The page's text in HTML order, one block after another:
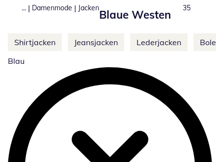
... | Damenmode | Jacken
Blaue Westen
Produkte
35
Weitere Kategorien überspringen
Shirtjacken Jeansjacken Lederjacken
Blau